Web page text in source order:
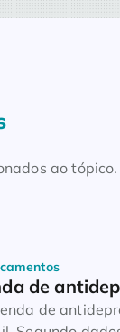
ao
de
de